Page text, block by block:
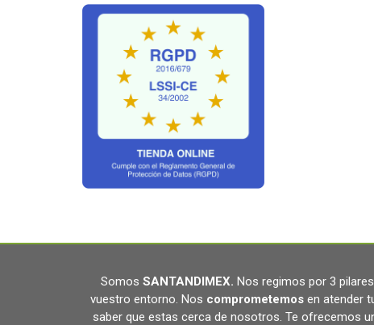
Somos SANTANDIMEX.Nos regimos por 3
vuestro entorno. Nos comprometemos en atender
saber que estas cerca de nosotros. Te ofrecemos